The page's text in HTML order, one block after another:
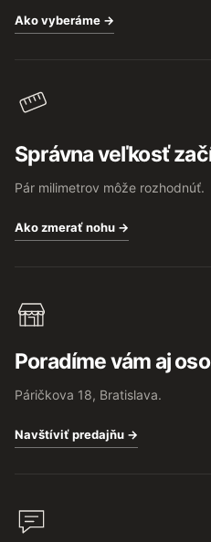
Ako vyberáme →
Správna veľkosť
Pár milimetrov môže rozhodnúť.
Ako zmerať nohu →
Poradíme vám aj
Páričkova 18, Bratislava.
Navštíviť predajňu →